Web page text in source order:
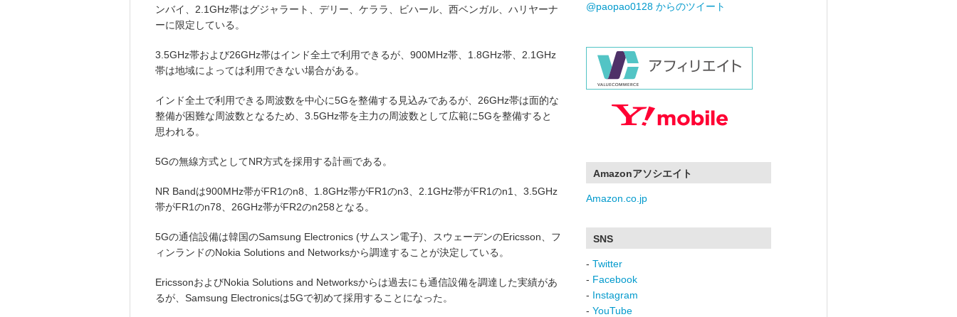
ンバイ、2.1GHz帯はグジャラート、デリー、ケララ、ビハール、西ベンガル、ハリヤーナ
ーに限定している。
3.5GHz帯および26GHz帯はインド全土で利用できるが、900MHz帯、1.8GHz帯、2.1GHz
帯は地域によっては利用できない場合がある。
インド全土で利用できる周波数を中心に5Gを整備する見込みであるが、26GHz帯は面的な
整備が困難な周波数となるため、3.5GHz帯を主力の周波数として広範に5Gを整備すると
思われる。
5Gの無線方式としてNR方式を採用する計画である。
NR Bandは900MHz帯がFR1のn8、1.8GHz帯がFR1のn3、2.1GHz帯がFR1のn1、3.5GHz
帯がFR1のn78、26GHz帯がFR2のn258となる。
5Gの通信設備は韓国のSamsung Electronics (サムスン電子)、スウェーデンのEricsson、フ
ィンランドのNokia Solutions and Networksから調達することが決定している。
EricssonおよびNokia Solutions and Networksからは過去にも通信設備を調達した実績があ
るが、Samsung Electronicsは5Gで初めて採用することになった。
@paopao0128 からのツイート
Amazonアソシエイト
Amazon.co.jp
SNS
- Twitter
- Facebook
- Instagram
- YouTube